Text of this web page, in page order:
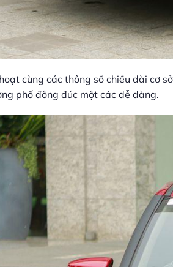
cùng các thông số chiều dài cơ
phố đông đúc một các dễ dàng.